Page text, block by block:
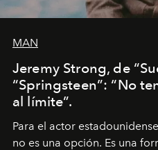
MAN
Jeremy Strong, de
“Springsteen”: “No
al límite”.
Para el actor
no es una opción. Es una